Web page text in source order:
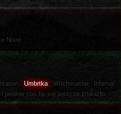
Noire
Umbrtka, Witchmaster, Infernal
pewnie coś by się jeszcze znalazło.